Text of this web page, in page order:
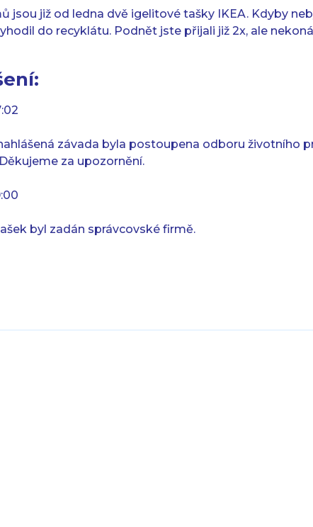
jsou již od ledna dvě igelitové tašky IKEA. Kdyby
do recyklátu. Podnět jste přijali již 2x, ale
závada byla postoupena odboru životního
za upozornění.
byl zadán správcovské firmě.